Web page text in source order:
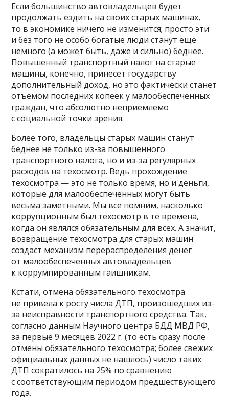
Если большинство автовладельцев будет
продолжать ездить на своих старых машинах,
то в экономике ничего не изменится; просто эти
и без того не особо богатые люди станут еще
немного (а может быть, даже и сильно) беднее.
Повышенный транспортный налог на старые
машины, конечно, принесет государству
дополнительный доход, но это фактически станет
отъемом последних копеек у малообеспеченных
граждан, что абсолютно неприемлемо
с социальной точки зрения.
Более того, владельцы старых машин станут
беднее не только из-за повышенного
транспортного налога, но и из-за регулярных
расходов на техосмотр. Ведь прохождение
техосмотра — это не только время, но и деньги,
которые для малообеспеченных могут быть
весьма заметными. Мы все помним, насколько
коррупционным был техосмотр в те времена,
когда он являлся обязательным для всех. А значит,
возвращение техосмотра для старых машин
создаст механизм перераспределения денег
от малообеспеченных автовладельцев
к коррумпированным гаишникам.
Кстати, отмена обязательного техосмотра
не привела к росту числа ДТП, произошедших из-
за неисправности транспортного средства. Так,
согласно данным Научного центра БДД МВД РФ,
за первые 9 месяцев 2022 г. (то есть сразу после
отмены обязательного техосмотра; более свежих
официальных данных не нашлось) число таких
ДТП сократилось на 25% по сравнению
с соответствующим периодом предшествующего
года.